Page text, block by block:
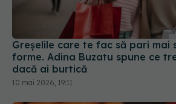
Greșelile care te fac să pari mai
forme. Adina Buzatu spune ce
dacă ai burtică
10 mai 2026, 19:11